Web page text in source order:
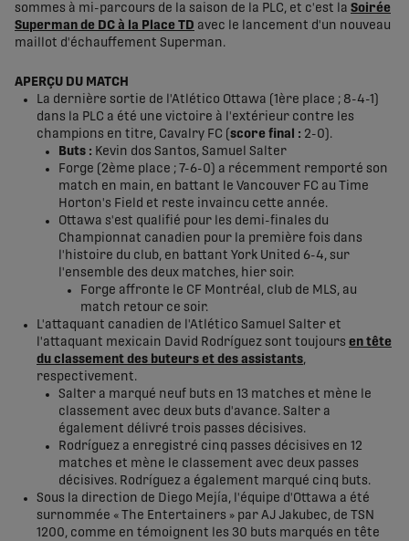
sommes à mi-parcours de la saison de la PLC, et c'est la Soirée
Superman de DC à la Place TD avec le lancement d'un nouveau
maillot d'échauffement Superman.
APERÇU DU MATCH
La dernière sortie de l'Atlético Ottawa (1ère place ; 8-4-1)
dans la PLC a été une victoire à l'extérieur contre les
champions en titre, Cavalry FC ( score final : 2-0).
Buts : Kevin dos Santos, Samuel Salter
Forge (2ème place ; 7-6-0) a récemment remporté son
match en main, en battant le Vancouver FC au Time
Horton's Field et reste invaincu cette année.
Ottawa s'est qualifié pour les demi-finales du
Championnat canadien pour la première fois dans
l'histoire du club, en battant York United 6-4, sur
l'ensemble des deux matches, hier soir.
Forge affronte le CF Montréal, club de MLS, au
match retour ce soir.
L'attaquant canadien de l'Atlético Samuel Salter et
l'attaquant mexicain David Rodríguez sont toujours en tête
du classement des buteurs et des assistants,
respectivement.
Salter a marqué neuf buts en 13 matches et mène le
classement avec deux buts d'avance. Salter a
également délivré trois passes décisives.
Rodríguez a enregistré cinq passes décisives en 12
matches et mène le classement avec deux passes
décisives. Rodríguez a également marqué cinq buts.
Sous la direction de Diego Mejía, l'équipe d'Ottawa a été
surnommée « The Entertainers » par AJ Jakubec, de TSN
1200, comme en témoignent les 30 buts marqués en tête